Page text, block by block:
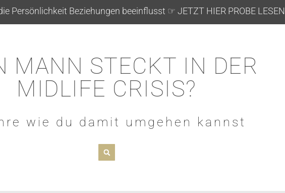
Persönlichkeit Beziehungen beeinflusst ☞ JETZT HIER PROBE LESEN
MANN STECKT IN DER
MIDLIFE CRISIS?
wie du damit umgehen kannst